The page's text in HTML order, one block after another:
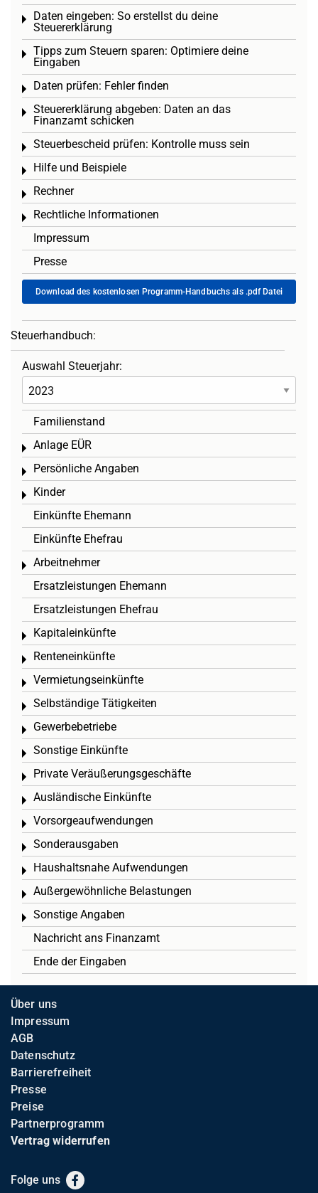
Daten eingeben: So erstellst du deine
Steuererklärung
Toggle menu
Tipps zum Steuern sparen: Optimiere deine
Eingaben
Toggle menu
Daten prüfen: Fehler finden
Toggle menu
Steuererklärung abgeben: Daten an das
Finanzamt schicken
Toggle menu
Steuerbescheid prüfen: Kontrolle muss sein
Toggle menu
Hilfe und Beispiele
Toggle menu
Rechner
Toggle menu
Rechtliche Informationen
Toggle menu
Impressum
Presse
Download des kostenlosen Programm-Handbuchs als .pdf Datei
Steuerhandbuch:
Auswahl Steuerjahr:
Familienstand
Anlage EÜR
Toggle menu
Persönliche Angaben
Toggle menu
Kinder
Toggle menu
Einkünfte Ehemann
Einkünfte Ehefrau
Arbeitnehmer
Toggle menu
Ersatzleistungen Ehemann
Ersatzleistungen Ehefrau
Kapitaleinkünfte
Toggle menu
Renteneinkünfte
Toggle menu
Vermietungseinkünfte
Toggle menu
Selbständige Tätigkeiten
Toggle menu
Gewerbebetriebe
Toggle menu
Sonstige Einkünfte
Toggle menu
Private Veräußerungsgeschäfte
Toggle menu
Ausländische Einkünfte
Toggle menu
Vorsorgeaufwendungen
Toggle menu
Sonderausgaben
Toggle menu
Haushaltsnahe Aufwendungen
Toggle menu
Außergewöhnliche Belastungen
Toggle menu
Sonstige Angaben
Toggle menu
Nachricht ans Finanzamt
Ende der Eingaben
Über uns
Impressum
AGB
Datenschutz
Barrierefreiheit
Presse
Preise
Partnerprogramm
Vertrag widerrufen
Folge uns Facebook